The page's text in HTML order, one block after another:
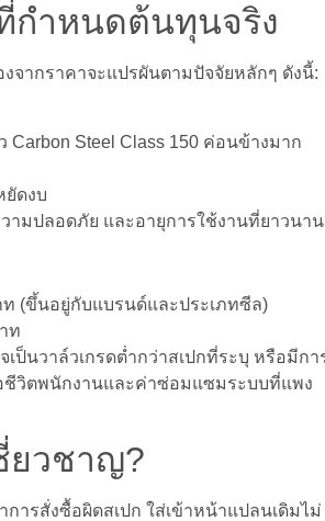
กำหนดต้นทุนจริง
จากราคาจะแปรผันตามปัจจัยหลักๆ ดังนี้:
Carbon Steel Class 150 ค่อนข้างมาก
ยัดงบ
ามปลอดภัย และอายุการใช้งานที่ยาวนาน
ท (ขึ้นอยู่กับแบรนด์และประเภทซีล)
ท
ป็นวาล์วเกรดต่ำกว่าสเปกที่ระบุ หรือมีกา
ชีวิตพนักงานและค่าซ่อมแซมระบบที่แพง
ยวชาญ?
รสั่งซื้อผิดสเปก ใส่เข้าหน้าแปลนเดิมไม่